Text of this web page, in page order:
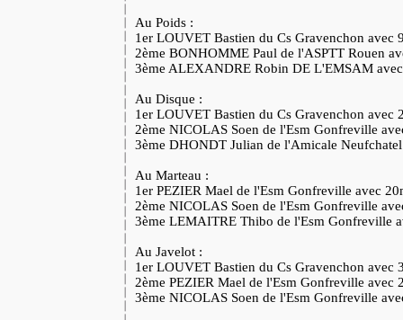
Au Poids :
1er LOUVET Bastien du Cs Gravenchon avec
2ème BONHOMME Paul de l'ASPTT Rouen
3ème ALEXANDRE Robin DE L'EMSAM
Au Disque :
1er LOUVET Bastien du Cs Gravenchon avec
2ème NICOLAS Soen de l'Esm Gonfreville
3ème DHONDT Julian de l'Amicale
Au Marteau :
1er PEZIER Mael de l'Esm Gonfreville avec
2ème NICOLAS Soen de l'Esm Gonfreville
3ème LEMAITRE Thibo de l'Esm Gonfreville
Au Javelot :
1er LOUVET Bastien du Cs Gravenchon avec
2ème PEZIER Mael de l'Esm Gonfreville avec
3ème NICOLAS Soen de l'Esm Gonfreville